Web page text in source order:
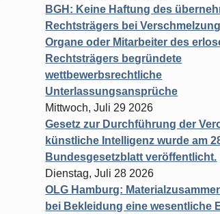
BGH: Keine Haftung des
Rechtsträgers bei
Organe oder Mitarbeiter des
Rechtsträgers begründete
wettbewerbsrechtliche
Unterlassungsansprüche
Mittwoch, Juli 29 2026
Gesetz zur Durchführung der
künstliche Intelligenz wurde am
Bundesgesetzblatt veröffentlicht.
Dienstag, Juli 28 2026
OLG Hamburg:
bei Bekleidung eine wesentliche